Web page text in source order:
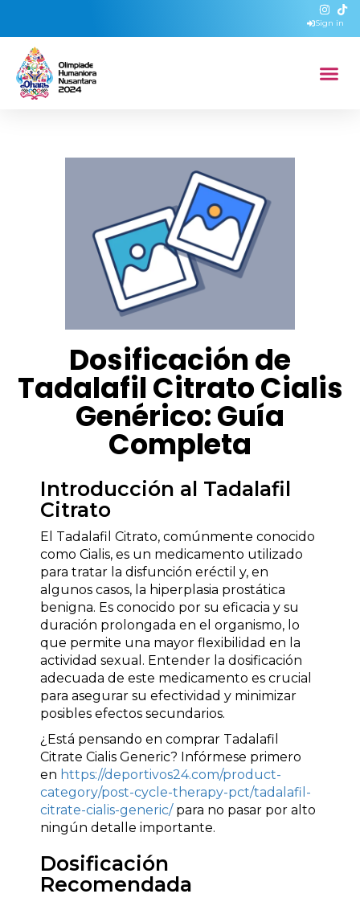
Sign in
Dosificación de
Tadalafil Citrato Cialis
Genérico: Guía
Completa
Introducción al Tadalafil
Citrato
El Tadalafil Citrato, comúnmente conocido
como Cialis, es un medicamento utilizado
para tratar la disfunción eréctil y, en
algunos casos, la hiperplasia prostática
benigna. Es conocido por su eficacia y su
duración prolongada en el organismo, lo
que permite una mayor flexibilidad en la
actividad sexual. Entender la dosificación
adecuada de este medicamento es crucial
para asegurar su efectividad y minimizar
posibles efectos secundarios.
¿Está pensando en comprar Tadalafil
Citrate Cialis Generic? Infórmese primero
en https://deportivos24.com/product-
category/post-cycle-therapy-pct/tadalafil-
citrate-cialis-generic/ para no pasar por alto
ningún detalle importante.
Dosificación
Recomendada